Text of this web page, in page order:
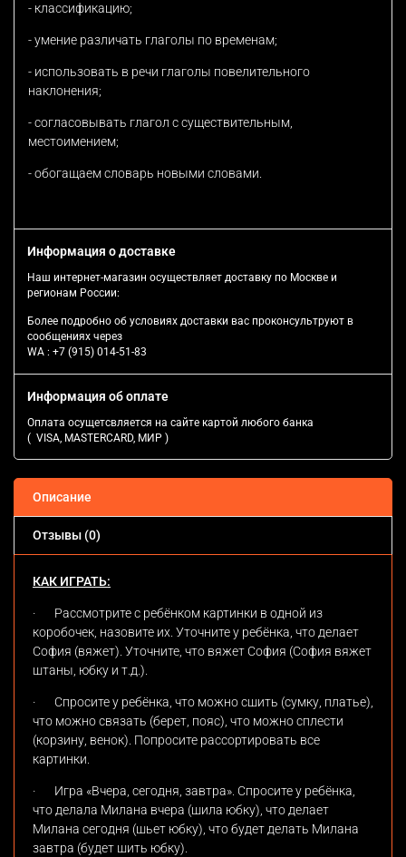
- классификацию;
- умение различать глаголы по временам;
- использовать в речи глаголы повелительного
наклонения;
- согласовывать глагол с существительным,
местоимением;
- обогащаем словарь новыми словами.
Информация о доставке
Наш интернет-магазин осуществляет доставку по Москве и
регионам России:
Более подробно об условиях доставки вас проконсультруют в
сообщениях через
WA : +7 (915) 014-51-83
Информация об оплате
Оплата осущетсвляется на сайте картой любого банка
( VISA, MASTERCARD, МИР )
Описание
Отзывы (0)
КАК ИГРАТЬ:
· Рассмотрите с ребёнком картинки в одной из
коробочек, назовите их. Уточните у ребёнка, что делает
София (вяжет). Уточните, что вяжет София (София вяжет
штаны, юбку и т.д.).
· Спросите у ребёнка, что можно сшить (сумку, платье),
что можно связать (берет, пояс), что можно сплести
(корзину, венок). Попросите рассортировать все
картинки.
· Игра «Вчера, сегодня, завтра». Спросите у ребёнка,
что делала Милана вчера (шила юбку), что делает
Милана сегодня (шьет юбку), что будет делать Милана
завтра (будет шить юбку).